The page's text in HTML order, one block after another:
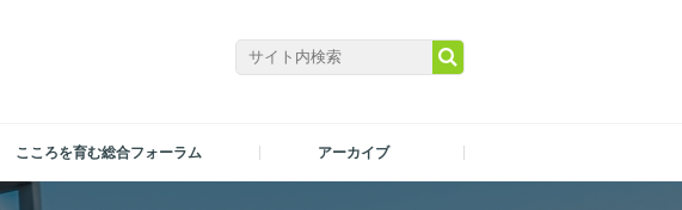
こころを育む総合フォーラム アーカイブ